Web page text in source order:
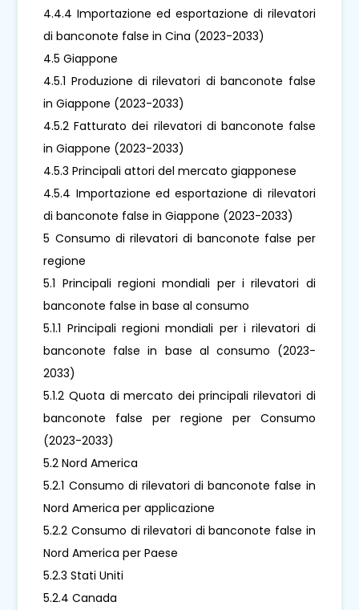
4.4.4 Importazione ed esportazione di rilevatori
di banconote false in Cina (2023-2033)
4.5 Giappone
4.5.1 Produzione di rilevatori di banconote false
in Giappone (2023-2033)
4.5.2 Fatturato dei rilevatori di banconote false
in Giappone (2023-2033)
4.5.3 Principali attori del mercato giapponese
4.5.4 Importazione ed esportazione di rilevatori
di banconote false in Giappone (2023-2033)
5 Consumo di rilevatori di banconote false per
regione
5.1 Principali regioni mondiali per i rilevatori di
banconote false in base al consumo
5.1.1 Principali regioni mondiali per i rilevatori di
banconote false in base al consumo (2023-
2033)
5.1.2 Quota di mercato dei principali rilevatori di
banconote false per regione per Consumo
(2023-2033)
5.2 Nord America
5.2.1 Consumo di rilevatori di banconote false in
Nord America per applicazione
5.2.2 Consumo di rilevatori di banconote false in
Nord America per Paese
5.2.3 Stati Uniti
5.2.4 Canada